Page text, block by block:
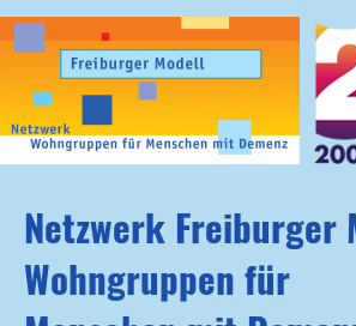
Netzwerk Freiburger
Wohngruppen für